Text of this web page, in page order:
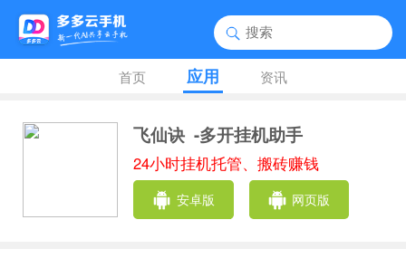
首页 应用 资讯
飞仙诀 -多开挂机助手
24小时挂机托管、搬砖赚钱
安卓版 网页版